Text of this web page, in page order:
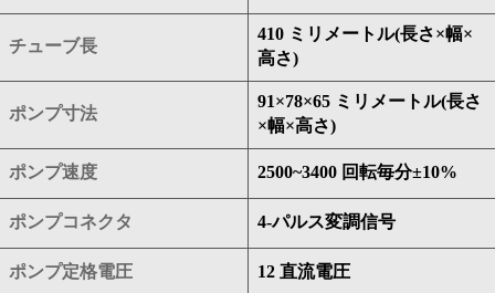
チューブ長
410 ミリメートル(長さ×幅×
高さ)
ポンプ寸法
91×78×65 ミリメートル(長さ
×幅×高さ)
ポンプ速度 2500~3400 回転毎分±10%
ポンプコネクタ 4-パルス変調信号
ポンプ定格電圧 12 直流電圧